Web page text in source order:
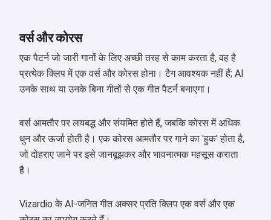
वर्स और कोरस
एक पैटर्न जो जारी गानों के लिए अच्छी तरह से काम करता है, वह है
प्रत्येक क्लिप में एक वर्स और कोरस होना। टैग आवश्यक नहीं हैं; AI
उनके साथ या उनके बिना गीतों से एक गीत पैटर्न बनाएगा।
वर्स आमतौर पर लयबद्ध और संयमित होते हैं, जबकि कोरस में अधिक
धुन और ऊर्जा होती है। एक कोरस आमतौर पर गाने का 'हुक' होता है,
जो दोहराए जाने पर इसे जानबूझकर और भावनात्मक महसूस कराता
है।
Vizardio के AI-जनित गीत अक्सर प्रति क्लिप एक वर्स और एक